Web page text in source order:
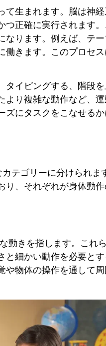
生まれます。脳は神
正確に実行されます
ります。例えば、テ
きます。このプロセ
タイピングする、階段
より複雑な動作など、
にタスクをこなせる
テゴリーに分けられま
り、それぞれが身体動
動きを指します。これ
と細かい動作を必要と
物体の操作を通して